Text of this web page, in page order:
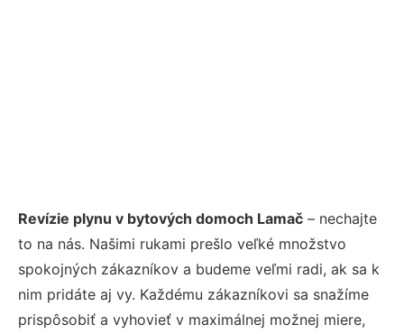
Revízie plynu v bytových domoch Lamač – nechajte
to na nás. Našimi rukami prešlo veľké množstvo
spokojných zákazníkov a budeme veľmi radi, ak sa k
nim pridáte aj vy. Každému zákazníkovi sa snažíme
prispôsobiť a vyhovieť v maximálnej možnej miere,